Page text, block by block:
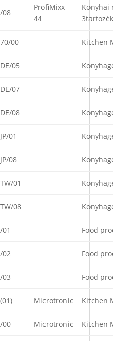
08
ProfiMixx
44
Konyhai
00 Kitchen
05
07
08
01
08
01
08
Food
02 Food
03 Food
Microtronic Kitchen
00 Microtronic Kitchen